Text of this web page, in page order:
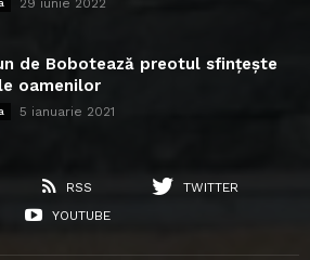
de Bobotează preotul sfințește
oamenilor
5 ianuarie 2021
RSS
TWITTER
YOUTUBE